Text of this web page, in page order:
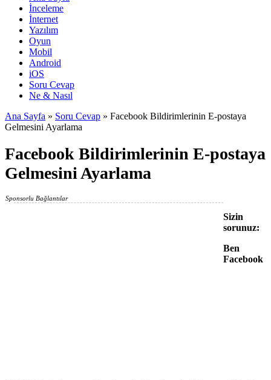
İnceleme
İnternet
Yazılım
Oyun
Mobil
Android
iOS
Soru Cevap
Ne & Nasıl
Ana Sayfa » Soru Cevap » Facebook Bildirimlerinin E-postaya
Gelmesini Ayarlama
Facebook Bildirimlerinin E-postaya
Gelmesini Ayarlama
Sponsorlu Bağlantılar
Sizin
sorunuz:
Ben
Facebook